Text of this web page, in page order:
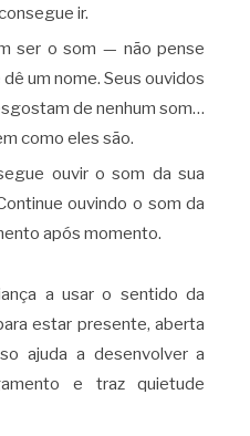
ir.
ser o som — não pense
um nome. Seus ouvidos
de nenhum som…
como eles são.
ouvir o som da sua
ouvindo o som da
após momento.
a usar o sentido da
estar presente, aberta
ajuda a desenvolver a
e traz quietude